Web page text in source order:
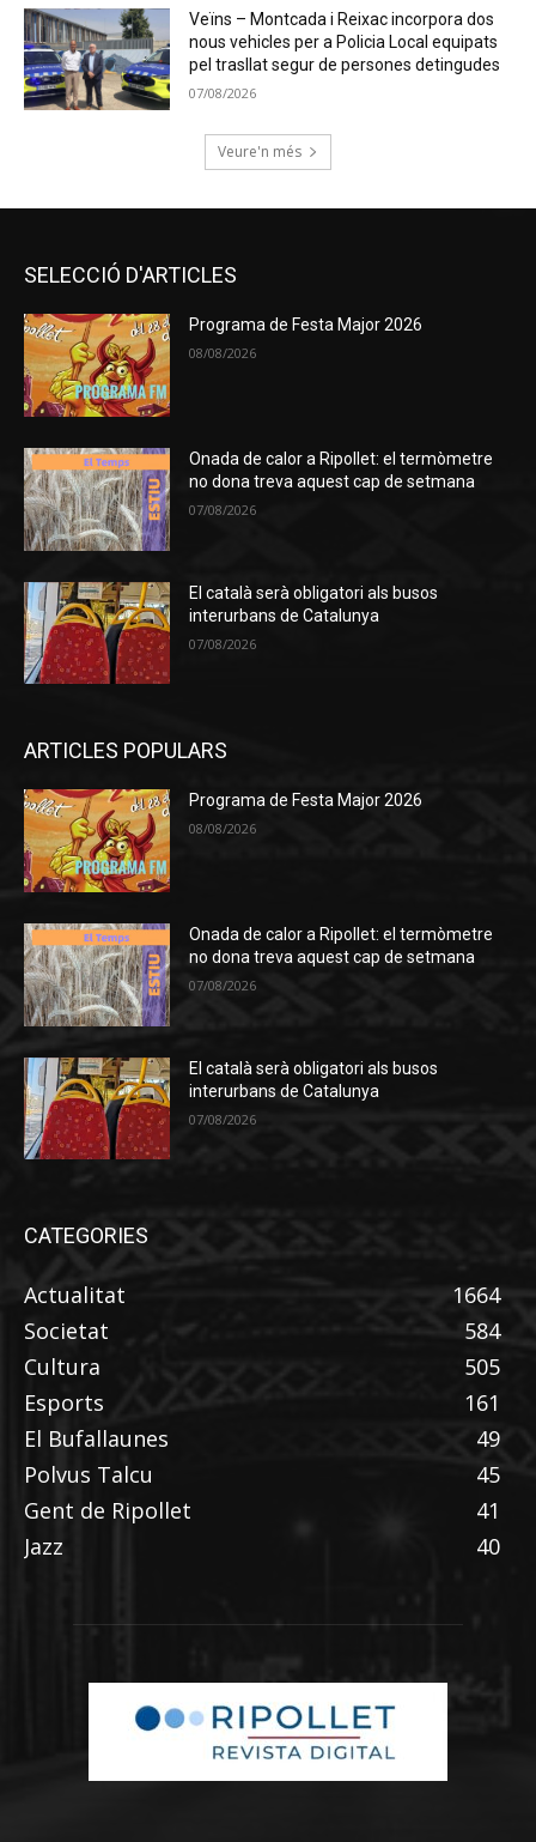
Veïns – Montcada i Reixac incorpora dos
nous vehicles per a Policia Local equipats
pel trasllat segur de persones detingudes
07/08/2026
Veure'n més
SELECCIÓ D'ARTICLES
Programa de Festa Major 2026
08/08/2026
Onada de calor a Ripollet: el termòmetre
no dona treva aquest cap de setmana
07/08/2026
El català serà obligatori als busos
interurbans de Catalunya
07/08/2026
ARTICLES POPULARS
Programa de Festa Major 2026
08/08/2026
Onada de calor a Ripollet: el termòmetre
no dona treva aquest cap de setmana
07/08/2026
El català serà obligatori als busos
interurbans de Catalunya
07/08/2026
CATEGORIES
Actualitat
1664
Societat
584
Cultura
505
Esports
161
El Bufallaunes
49
Polvus Talcu
45
Gent de Ripollet
41
Jazz
40